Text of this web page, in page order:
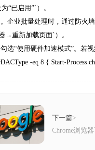
“已启用”`）。
业批量处理时，通过防火
→重新加载页面`）。
使用硬件加速模式”。若视
-eq 8 { Start-Process
下一篇>
Chrome浏览